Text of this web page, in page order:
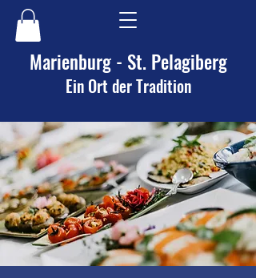
Marienburg - St. Pelagiberg
Ein Ort der Tradition